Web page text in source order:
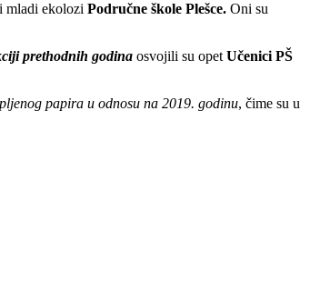
mladi ekolozi Područne škole Plešce. Oni su
prethodnih godina osvojili su opet Učenici PŠ
papira u odnosu na 2019. godinu, čime su u